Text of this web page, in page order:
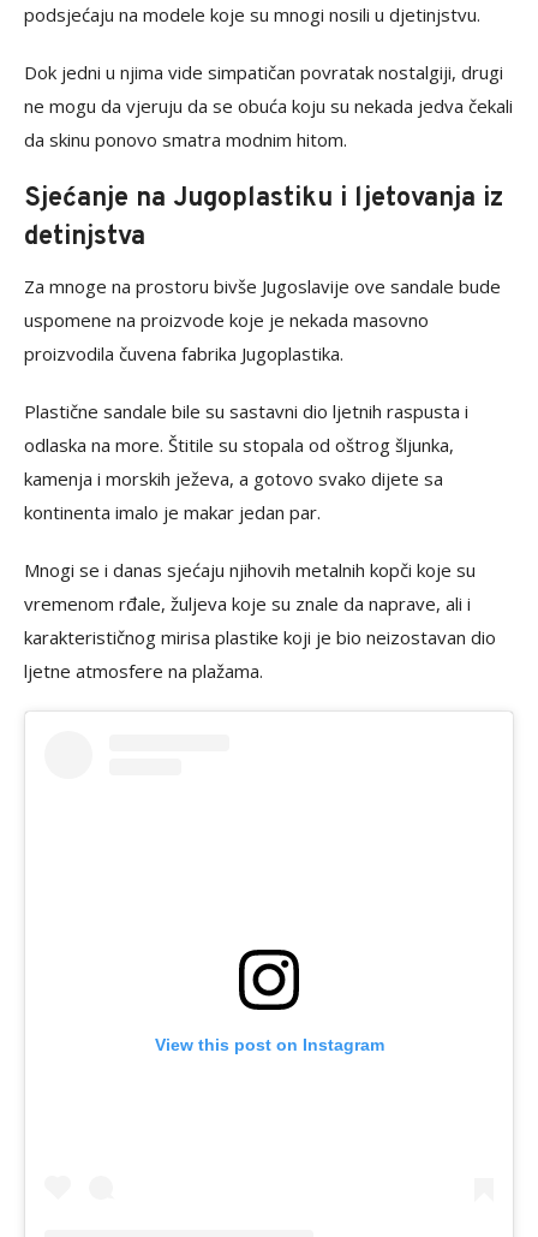
podsjećaju na modele koje su mnogi nosili u djetinjstvu.
Dok jedni u njima vide simpatičan povratak nostalgiji, drugi
ne mogu da vjeruju da se obuća koju su nekada jedva čekali
da skinu ponovo smatra modnim hitom.
Sjećanje na Jugoplastiku i ljetovanja iz
detinjstva
Za mnoge na prostoru bivše Jugoslavije ove sandale bude
uspomene na proizvode koje je nekada masovno
proizvodila čuvena fabrika Jugoplastika.
Plastične sandale bile su sastavni dio ljetnih raspusta i
odlaska na more. Štitile su stopala od oštrog šljunka,
kamenja i morskih ježeva, a gotovo svako dijete sa
kontinenta imalo je makar jedan par.
Mnogi se i danas sjećaju njihovih metalnih kopči koje su
vremenom rđale, žuljeva koje su znale da naprave, ali i
karakterističnog mirisa plastike koji je bio neizostavan dio
ljetne atmosfere na plažama.
View this post on Instagram